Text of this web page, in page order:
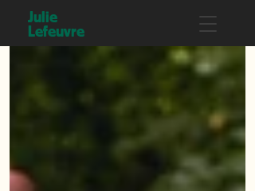
Julie
Lefeuvre